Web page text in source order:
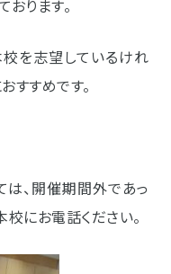
ります。
を志望しているけれ
すすめです。
、開催期間外であっ
にお電話ください。